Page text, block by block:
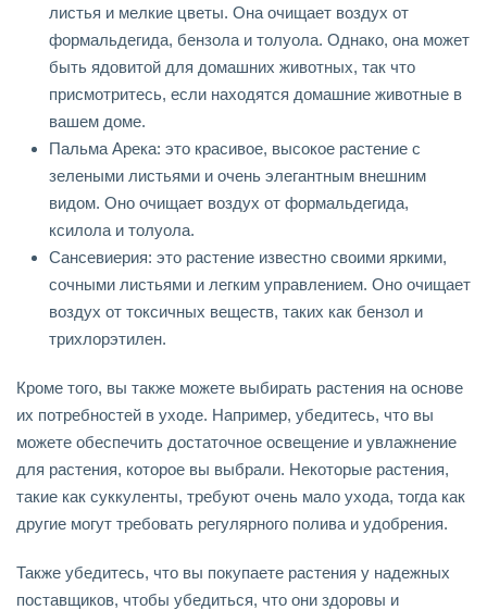
листья и мелкие цветы. Она очищает воздух от
формальдегида, бензола и толуола. Однако, она может
быть ядовитой для домашних животных, так что
присмотритесь, если находятся домашние животные в
вашем доме.
Пальма Арека: это красивое, высокое растение с
зелеными листьями и очень элегантным внешним
видом. Оно очищает воздух от формальдегида,
ксилола и толуола.
Сансевиерия: это растение известно своими яркими,
сочными листьями и легким управлением. Оно очищает
воздух от токсичных веществ, таких как бензол и
трихлорэтилен.
Кроме того, вы также можете выбирать растения на основе
их потребностей в уходе. Например, убедитесь, что вы
можете обеспечить достаточное освещение и увлажнение
для растения, которое вы выбрали. Некоторые растения,
такие как суккуленты, требуют очень мало ухода, тогда как
другие могут требовать регулярного полива и удобрения.
Также убедитесь, что вы покупаете растения у надежных
поставщиков, чтобы убедиться, что они здоровы и